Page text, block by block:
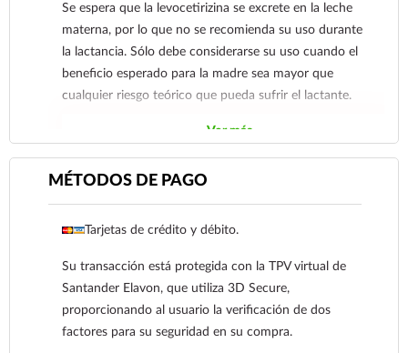
Se espera que la levocetirizina se excrete en la leche
materna, por lo que no se recomienda su uso durante
la lactancia. Sólo debe considerarse su uso cuando el
beneficio esperado para la madre sea mayor que
cualquier riesgo teórico que pueda sufrir el lactante.
Ver más
MÉTODOS DE PAGO
Tarjetas de crédito y débito.
Su transacción está protegida con la TPV virtual de
Santander Elavon, que utiliza 3D Secure,
proporcionando al usuario la verificación de dos
factores para su seguridad en su compra.